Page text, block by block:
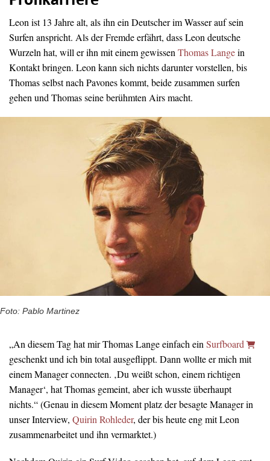
Leon ist 13 Jahre alt, als ihn ein Deutscher im Wasser auf sein
Surfen anspricht. Als der Fremde erfährt, dass Leon deutsche
Wurzeln hat, will er ihn mit einem gewissenThomas Langein
Kontakt bringen. Leon kann sich nichts darunter vorstellen, bis
Thomas selbst nach Pavones kommt, beide zusammen surfen
gehen und Thomas seine berühmten Airs macht.
Foto: Pablo Martinez
„An diesem Tag hat mir Thomas Lange einfach einSurfboard
geschenkt und ich bin total ausgeflippt. Dann wollte er mich mit
einem Manager connecten. ‚Du weißt schon, einem richtigen
Manager‘, hat Thomas gemeint, aber ich wusste überhaupt
nichts.“ (Genau in diesem Moment platz der besagte Manager in
unser Interview, Quirin Rohleder, der bis heute eng mit Leon
zusammenarbeitet und ihn vermarktet.)